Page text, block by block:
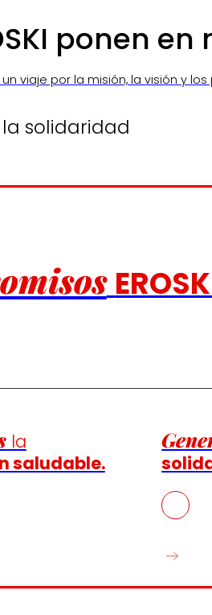
viaje por la misión, la visión y
la
saludable.
ponen
solidaridad